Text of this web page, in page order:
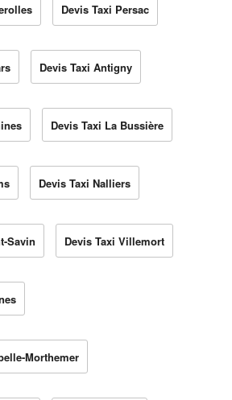
Devis Taxi Persac
Devis Taxi Antigny
Devis Taxi La Bussière
Devis Taxi Nalliers
Savin Devis Taxi Villemort
Morthemer